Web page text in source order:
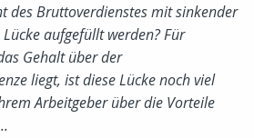
des Bruttoverdienstes mit sinkender
aufgefüllt werden? Für
Gehalt über der
liegt, ist diese Lücke noch viel
Arbeitgeber über die Vorteile